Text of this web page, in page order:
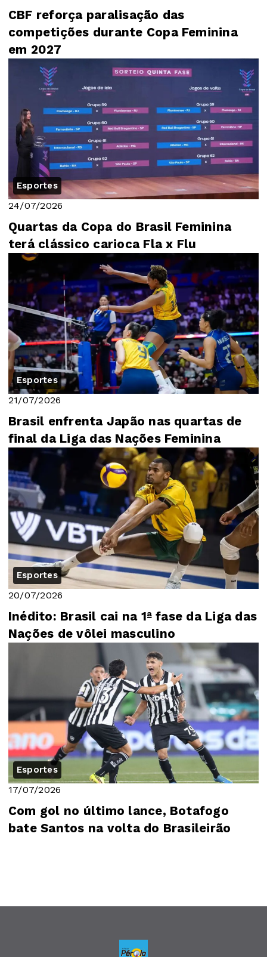
CBF reforça paralisação das
competições durante Copa Feminina
em 2027
Esportes
24/07/2026
Quartas da Copa do Brasil Feminina
terá clássico carioca Fla x Flu
Esportes
21/07/2026
Brasil enfrenta Japão nas quartas de
final da Liga das Nações Feminina
Esportes
20/07/2026
Inédito: Brasil cai na 1ª fase da Liga das
Nações de vôlei masculino
Esportes
17/07/2026
Com gol no último lance, Botafogo
bate Santos na volta do Brasileirão